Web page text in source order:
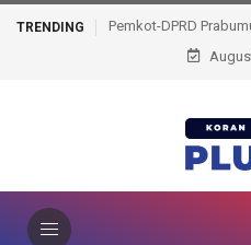
TRENDING
Pemkot-DPRD